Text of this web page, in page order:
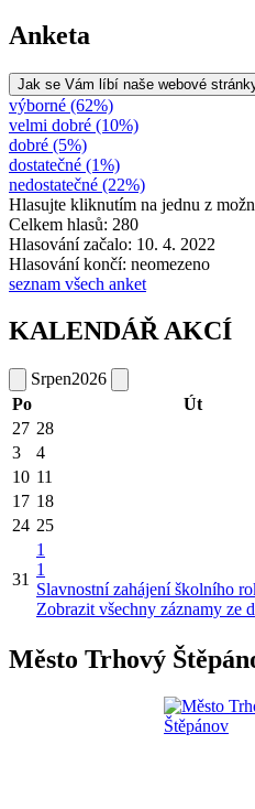
Anketa
Jak se Vám líbí naše webové
výborné (62%)
velmi dobré (10%)
dobré (5%)
dostatečné (1%)
nedostatečné (22%)
Hlasujte kliknutím na jednu z
Celkem hlasů: 280
Hlasování začalo: 10. 4. 2022
Hlasování končí: neomezeno
seznam všech anket
KALENDÁŘ AKCÍ
Srpen2026
Po
Út
27 28
3
4
10 11
17 18
24 25
31
1
1
Slavnostní zahájení školního
Zobrazit všechny záznamy ze
Město Trhový